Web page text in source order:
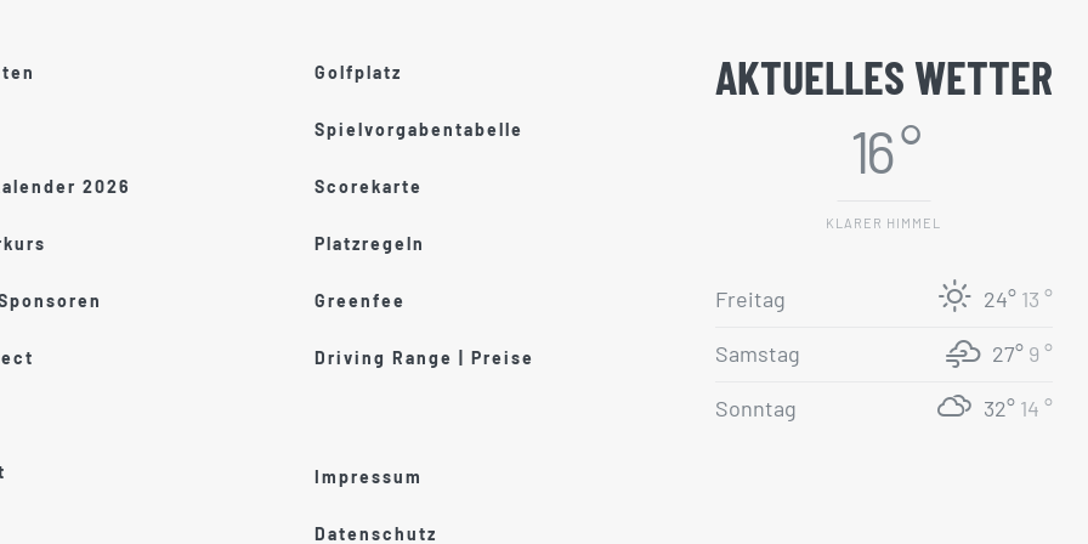
2026
Golfplatz
Spielvorgabentabelle
Scorekarte
Platzregeln
Greenfee
Driving Range | Preise
Impressum
Datenschutz
AKTUELLES WETTER
16 °
KLARER HIMMEL
Freitag 24° 13 °
Samstag 27° 9 °
Sonntag 32° 14 °